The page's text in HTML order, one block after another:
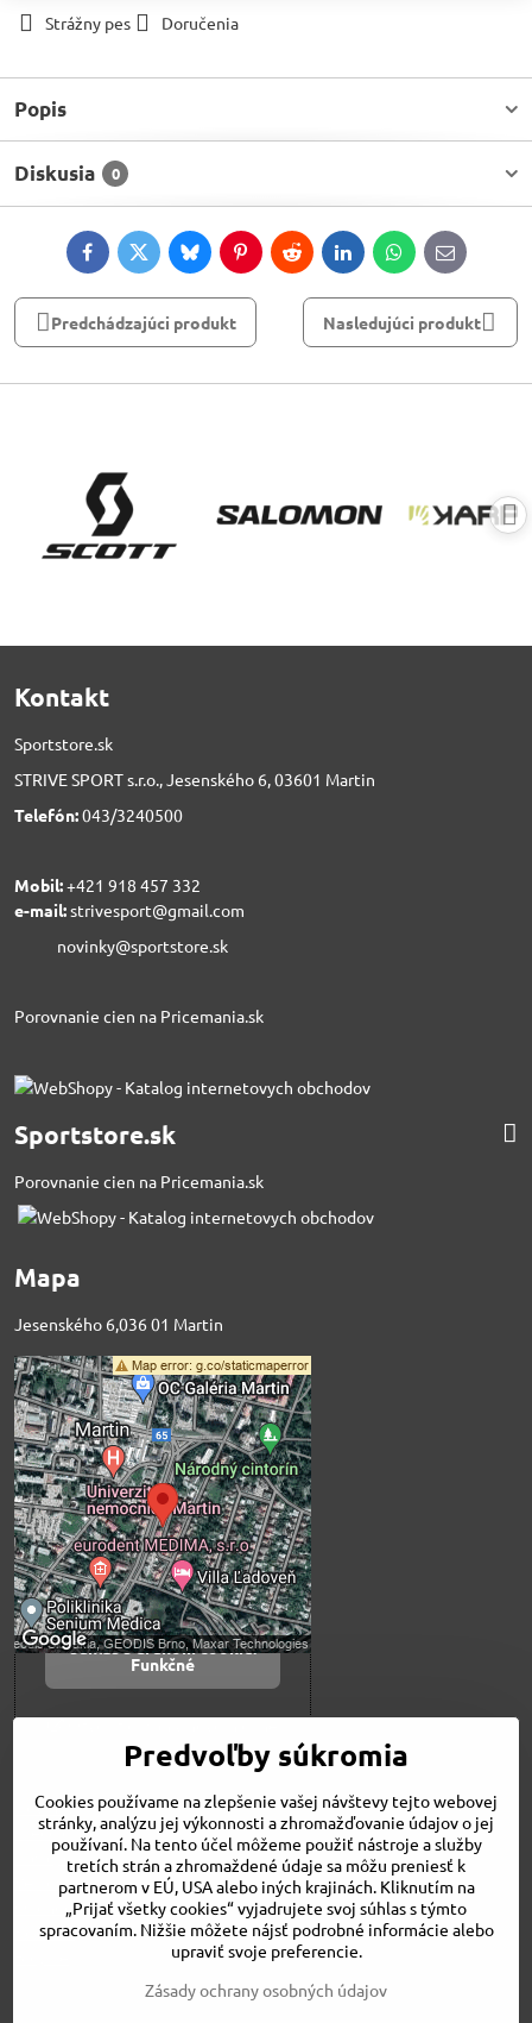
Strážny pes Doručenia
Popis
Diskusia 0
FacebookTwitterBlueskyPinterestRedditLinkedInWhatsApp
E-
mail
Predchádzajúci produkt Nasledujúci produkt
Kontakt
Sportstore.sk
STRIVE SPORT s.r.o., Jesenského 6, 03601 Martin
Telefón:043/3240500
Mobil:+421 918 457 332
e-mail:strivesport@gmail.com
novinky@sportstore.sk
Porovnanie cien na Pricemania.sk
Sportstore.sk
Porovnanie cien na Pricemania.sk
Mapa
Jesenského 6,036 01 Martin
Externý obsah je
blokovaný Voľbami
súkromia
Prajete si načítať externý obsah?
Povoliť tentokrát
Povoliť a zapamätať -
súhlas s druhom cookie:
Funkčné
Novinky
Niečo o nás
Naša ponuka
Veľkostné tabuľky
Obchodné podmienky
Kontakt
Predvoľby súkromia
Cookies používame na zlepšenie vašej návštevy tejto webovej
stránky, analýzu jej výkonnosti a zhromažďovanie údajov o jej
používaní. Na tento účel môžeme použiť nástroje a služby
tretích strán a zhromaždené údaje sa môžu preniesť k
partnerom v EÚ, USA alebo iných krajinách. Kliknutím na
„Prijať všetky cookies“ vyjadrujete svoj súhlas s týmto
spracovaním. Nižšie môžete nájsť podrobné informácie alebo
upraviť svoje preferencie.
Zásady ochrany osobných údajov